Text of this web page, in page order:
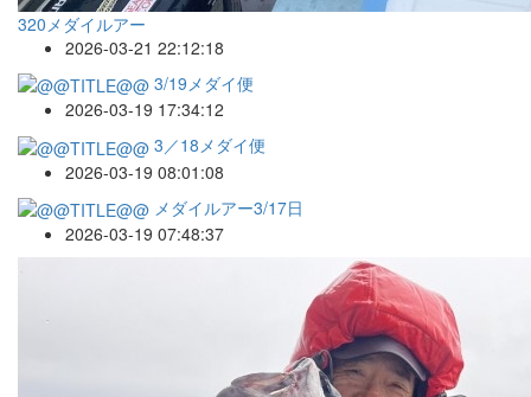
320メダイルアー
2026-03-21 22:12:18
3/19メダイ便
2026-03-19 17:34:12
3／18メダイ便
2026-03-19 08:01:08
メダイルアー3/17日
2026-03-19 07:48:37